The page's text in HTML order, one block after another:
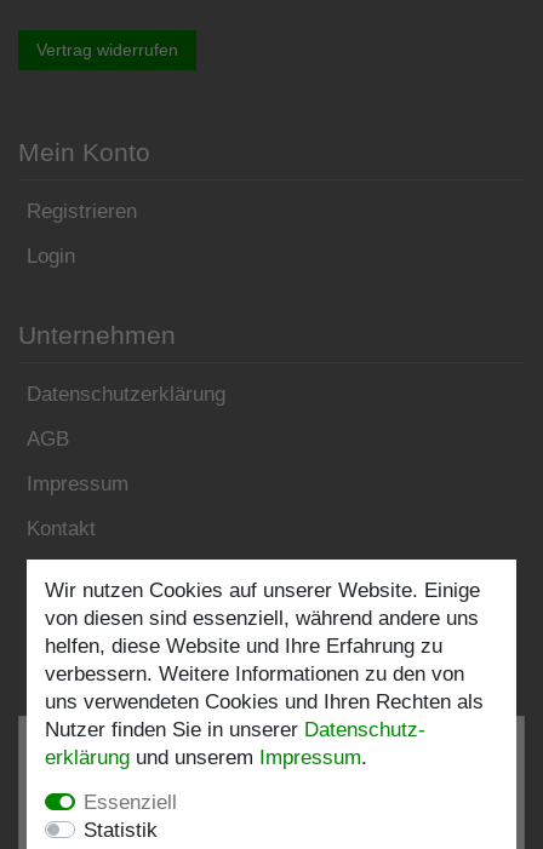
Vertrag widerrufen
Mein Konto
Registrieren
Login
Unternehmen
Datenschutzerklärung
AGB
Impressum
Kontakt
Folgen Sie uns:
Wir nutzen Cookies auf unserer Website. Einige
von diesen sind essenziell, während andere uns
helfen, diese Website und Ihre Erfahrung zu
verbessern. Weitere Informationen zu den von
uns verwendeten Cookies und Ihren Rechten als
Nutzer finden Sie in unserer Daten­schutz­
erklärung und unserem Impressum.
Essenziell
Statistik